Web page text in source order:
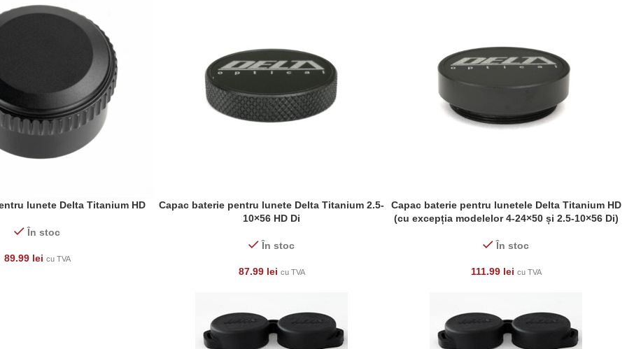
lunete Delta Titanium HD
În stoc
89.99 lei cu TVA
ADAUGĂ ÎN COȘ
Capac baterie pentru lunete Delta Titanium 2.5-
10×56 HD Di
În stoc
87.99 lei cu TVA
ADAUGĂ ÎN COȘ
Capac baterie pentru lunetele Delta Titanium HD
(cu excepția modelelor 4-24×50 și 2.5-10×56 Di)
În stoc
111.99 lei cu TVA